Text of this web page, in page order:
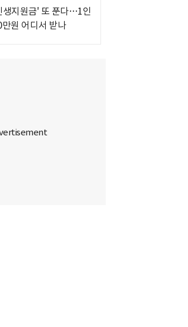
생지원금' 또 푼다…1인
원 어디서 받나